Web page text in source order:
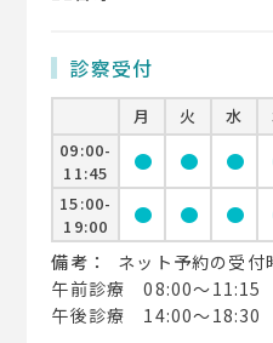
診察受付
月 火 水
09:00-
11:45
circle circle circle
15:00-
19:00
circle circle circle
備考：
ネット予約の受付
午前診療 08:00～11:15
午後診療 14:00～18:30